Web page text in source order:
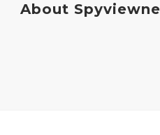
About